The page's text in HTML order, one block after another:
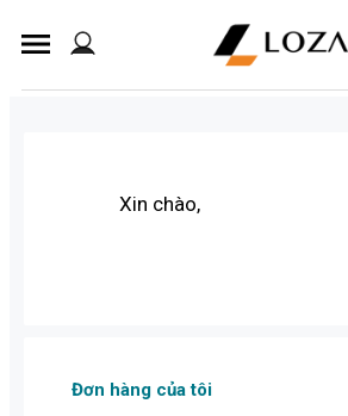
Xin chào,
Đơn hàng của tôi